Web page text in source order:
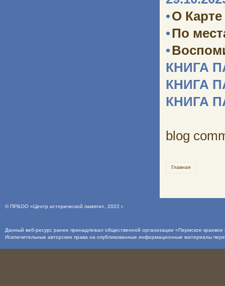
•О
•По
•
КНИГА
КНИГА
КНИГА
blog
Главная
©ПРБОО «Центр исторической памяти» , 2022 г.
Данный веб-ресурс ранее принадлежал общественной организации «Пермское
Исключительные авторские права на опубликованные информационные материалы